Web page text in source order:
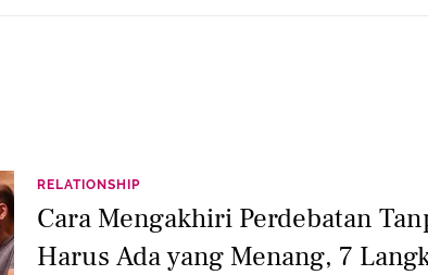
RELATIONSHIP
Cara Mengakhiri Perdebatan
Harus Ada yang Menang, 7